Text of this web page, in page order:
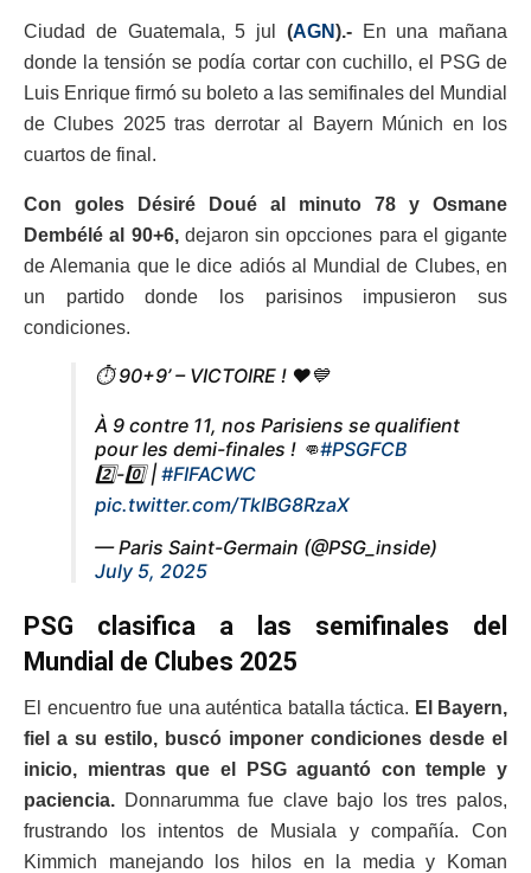
Ciudad de Guatemala, 5 jul (AGN).-
En una mañana
donde la tensión se podía cortar con cuchillo, el PSG de
Luis Enrique firmó su boleto a las semifinales del Mundial
de Clubes 2025 tras derrotar al Bayern Múnich en los
cuartos de final.
Con goles Désiré Doué al minuto 78 y Osmane
Dembélé al 90+6,dejaron sin opcciones para el gigante
de Alemania que le dice adiós al Mundial de Clubes, en
un partido donde los parisinos impusieron sus
condiciones.
⏱️ 90+9’ – VICTOIRE ! ❤️💙
À 9 contre 11, nos Parisiens se qualifient
pour les demi-finales ! 👊#PSGFCB
2️⃣-0️⃣ | #FIFACWC
pic.twitter.com/TkIBG8RzaX
— Paris Saint-Germain (@PSG_inside)
July 5, 2025
PSG clasifica a las semifinales del
Mundial de Clubes 2025
El encuentro fue una auténtica batalla táctica. El Bayern,
fiel a su estilo, buscó imponer condiciones desde el
inicio, mientras que el PSG aguantó con temple y
paciencia. Donnarumma fue clave bajo los tres palos,
frustrando los intentos de Musiala y compañía. Con
Kimmich manejando los hilos en la media y Koman